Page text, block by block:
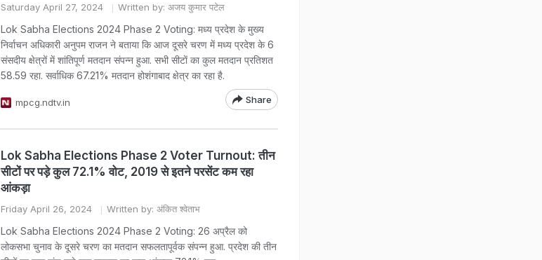
Saturday April 27, 2024 Written by: अजय कुमार पटेल
Lok Sabha Elections 2024 Phase 2 Voting: मध्य प्रदेश के मुख्य
निर्वाचन अधिकारी अनुपम राजन ने बताया कि आज दूसरे चरण में मध्य प्रदेश के 6
संसदीय क्षेत्रों में शांतिपूर्ण मतदान संपन्न हुआ. सभी सीटाें का कुल मतदान प्रतिशत
58.59 रहा. सर्वाधिक 67.21% मतदान होशंगाबाद क्षेत्र का रहा है.
mpcg.ndtv.in Share
Lok Sabha Elections Phase 2 Voter Turnout: तीन
सीटों पर पड़े कुल 72.1% वोट, 2019 से इतने परसेंट कम रहा
आंकड़ा
Friday April 26, 2024 Written by: अंकित श्वेताभ
Lok Sabha Elections 2024 Phase 2 Voting: 26 अप्रैल को
लोकसभा चुनाव के दूसरे चरण का मतदान सफलतापूर्वक संपन्न हुआ. प्रदेश की तीन